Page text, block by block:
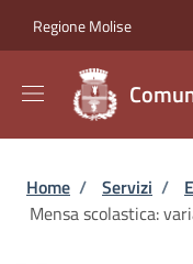
Regione Molise
Briciole di
Home / Servizi /
Mensa scolastica: